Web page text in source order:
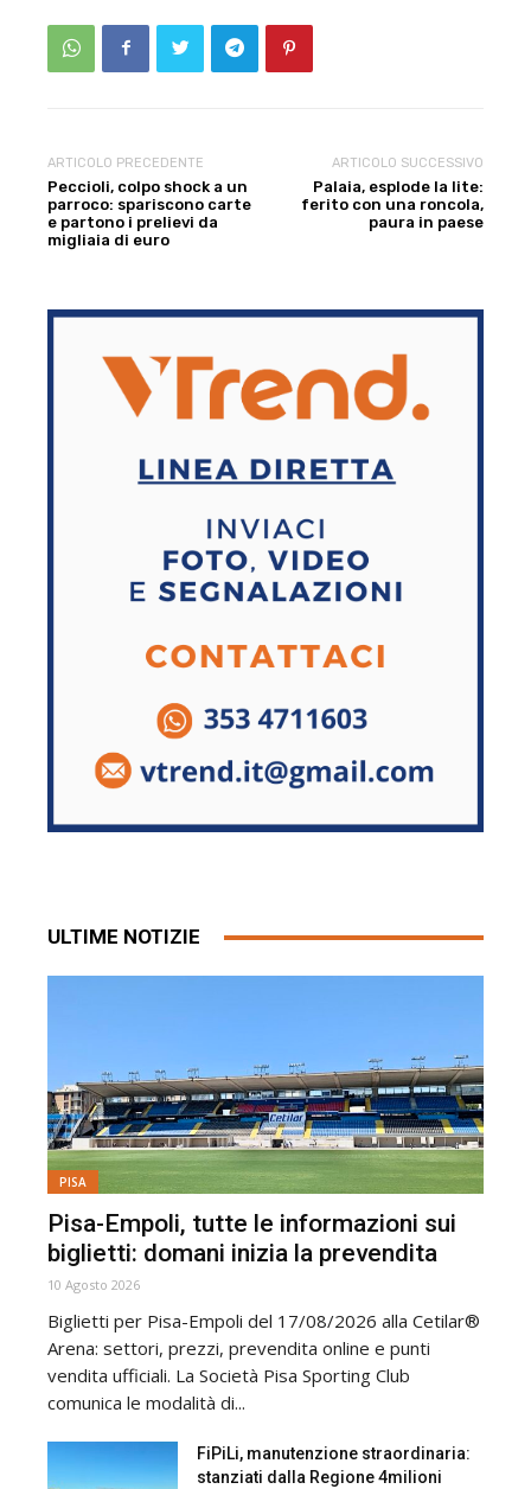
ARTICOLO PRECEDENTE
Peccioli, colpo shock a un
parroco: spariscono carte
e partono i prelievi da
migliaia di euro
ARTICOLO SUCCESSIVO
Palaia, esplode la lite:
ferito con una roncola,
paura in paese
ULTIME NOTIZIE
PISA
Pisa-Empoli, tutte le informazioni sui
biglietti: domani inizia la prevendita
10 Agosto 2026
Biglietti per Pisa-Empoli del 17/08/2026 alla Cetilar®
Arena: settori, prezzi, prevendita online e punti
vendita ufficiali. La Società Pisa Sporting Club
comunica le modalità di...
FiPiLi, manutenzione straordinaria:
stanziati dalla Regione 4milioni